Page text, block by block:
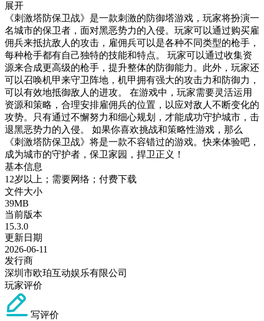
展开
《刺激塔防保卫战》是一款刺激的防御塔游戏，玩家将扮演一
名城市的保卫者，面对黑恶势力的入侵。玩家可以通过购买雇
佣兵来抵抗敌人的攻击，雇佣兵可以是各种不同类型的枪手，
每种枪手都有自己独特的技能和特点。 玩家可以通过收集资
源来合成更高级的枪手，提升整体的防御能力。此外，玩家还
可以召唤机甲来守卫阵地，机甲拥有强大的攻击力和防御力，
可以有效地抵御敌人的进攻。 在游戏中，玩家需要灵活运用
资源和策略，合理安排雇佣兵的位置，以应对敌人不断变化的
攻势。只有通过不懈努力和细心规划，才能成功守护城市，击
退黑恶势力的入侵。 如果你喜欢挑战和策略性游戏，那么
《刺激塔防保卫战》将是一款不容错过的游戏。快来体验吧，
成为城市的守护者，保卫家园，捍卫正义！
基本信息
12岁以上；需要网络；付费下载
文件大小
39MB
当前版本
15.3.0
更新日期
2026-06-11
发行商
深圳市欧珀互动娱乐有限公司
玩家评价
写评价